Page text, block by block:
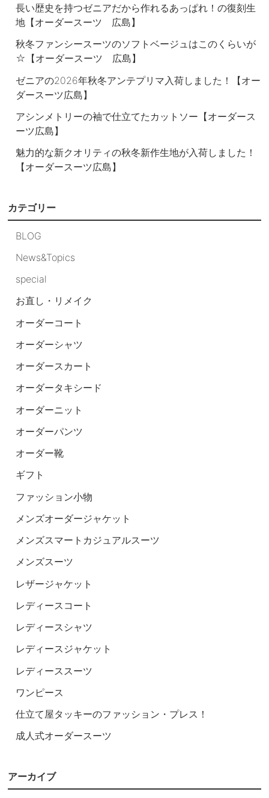
長い歴史を持つゼニアだから作れるあっぱれ！の復刻生
地【オーダースーツ 広島】
秋冬ファンシースーツのソフトベージュはこのくらいが
☆【オーダースーツ 広島】
ゼニアの2026年秋冬アンテプリマ入荷しました！【オー
ダースーツ広島】
アシンメトリーの袖で仕立てたカットソー【オーダース
ーツ広島】
魅力的な新クオリティの秋冬新作生地が入荷しました！
【オーダースーツ広島】
カテゴリー
BLOG
News&Topics
special
お直し・リメイク
オーダーコート
オーダーシャツ
オーダースカート
オーダータキシード
オーダーニット
オーダーパンツ
オーダー靴
ギフト
ファッション小物
メンズオーダージャケット
メンズスマートカジュアルスーツ
メンズスーツ
レザージャケット
レディースコート
レディースシャツ
レディースジャケット
レディーススーツ
ワンピース
仕立て屋タッキーのファッション・プレス！
成人式オーダースーツ
アーカイブ